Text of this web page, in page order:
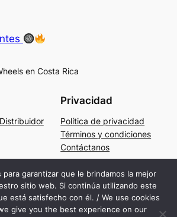
en Costa Rica
Privacidad
Política de privacidad
Términos y condiciones
Contáctanos
para garantizar que le brindamos la mejor
sitio web. Si continúa utilizando este
está satisfecho con él. / We use cookies
give you the best experience on our